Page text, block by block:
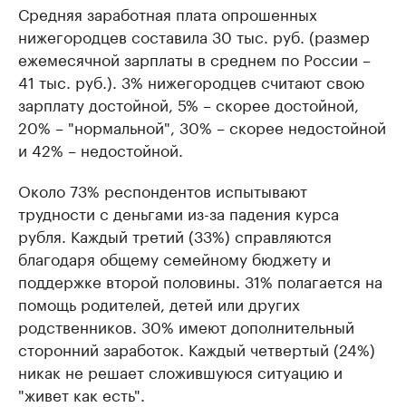
Средняя заработная плата опрошенных
нижегородцев составила 30 тыс. руб. (размер
ежемесячной зарплаты в среднем по России –
41 тыс. руб.). 3% нижегородцев считают свою
зарплату достойной, 5% – скорее достойной,
20% – "нормальной", 30% – скорее недостойной
и 42% – недостойной.
Около 73% респондентов испытывают
трудности с деньгами из-за падения курса
рубля. Каждый третий (33%) справляются
благодаря общему семейному бюджету и
поддержке второй половины. 31% полагается на
помощь родителей, детей или других
родственников. 30% имеют дополнительный
сторонний заработок. Каждый четвертый (24%)
никак не решает сложившуюся ситуацию и
"живет как есть".